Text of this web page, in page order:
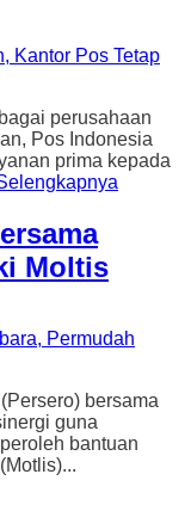
perusahaan
Pos Indonesia
prima kepada
Moltis
bersama
guna
bantuan